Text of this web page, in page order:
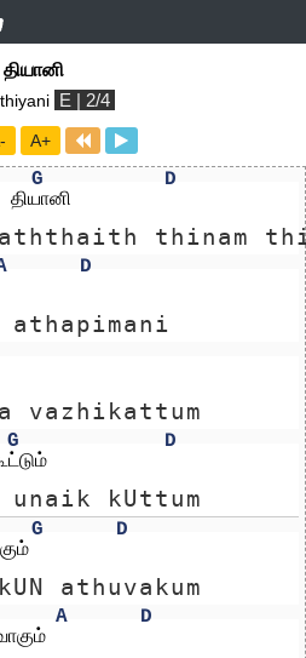
E | 2/4
A+
G
D
thinam
D
athapimani
vazhikattum
G
D
kUttum
G
D
athuvakum
A
D